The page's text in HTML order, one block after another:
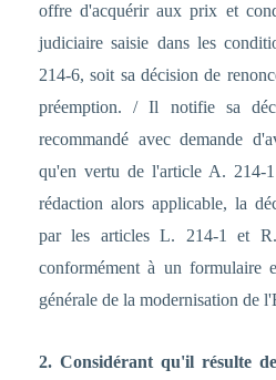
offre d'acquérir aux prix et
judiciaire saisie dans les
214-6, soit sa décision de
préemption. / Il notifie sa
recommandé avec demande
qu'en vertu de l'article A. 214-
rédaction alors applicable, la
par les articles L. 214-1 et
conformément à un formulaire
générale de la modernisation de
2. Considérant qu'il résulte